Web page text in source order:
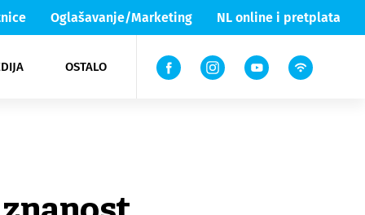
Oglašavanje/Marketing NL online i pretplata
OSTALO
Lika & Senj
TV